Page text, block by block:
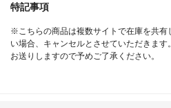
特記事項
※こちらの商品は複数サイトで在庫を共有
い場合、キャンセルとさせていただきま
お送りしますので予めご了承ください。